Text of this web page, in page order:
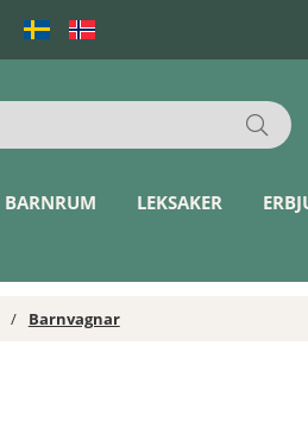
BARNRUM LEKSAKER
Barnvagnar